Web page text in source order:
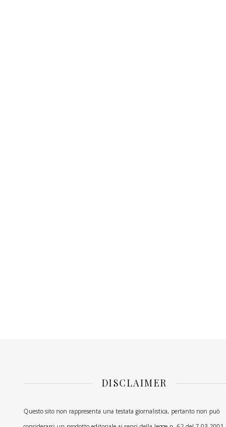
DISCLAIMER
Questo sito non rappresenta una testata giornalistica, pertanto non può